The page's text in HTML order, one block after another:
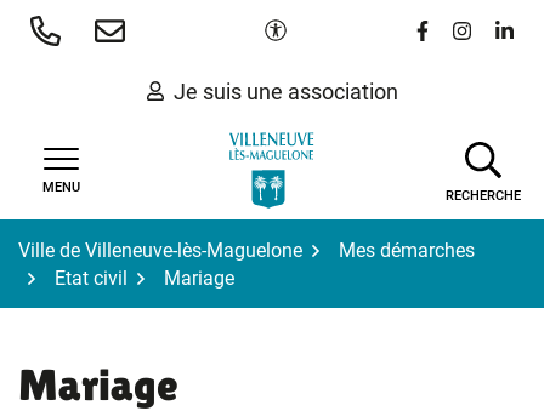
Aller
Paramètres d'accessibilité
Lien vers le
Lien vers
Lien
Je suis une association
MENU
RECHERCHE
Ville de Villeneuve-lès-Maguelone
Mes démarches
Etat civil
Mariage
Mariage